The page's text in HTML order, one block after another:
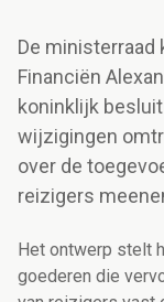
De ministerraad
Financiën
koninklijk
wijzigingen
over de
reizigers
Het ontwerp stelt
goederen die